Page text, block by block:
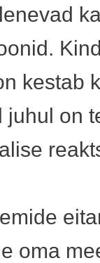
kestab
juhul on
oma